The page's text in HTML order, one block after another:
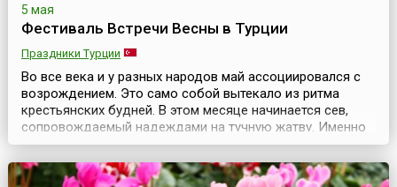
5 мая
Фестиваль Встречи Весны в Турции
Праздники Турции
Во все века и у разных народов май ассоциировался с
возрождением. Это само собой вытекало из ритма
крестьянских будней. В этом месяце начинается сев,
сопровождаемый надеждами на тучную жатву. Именно
тогда закладываются семена будущего урожая, а
значит и имущественного достатка семьи. Наконец, в
последний месяц весны все вокруг поражает глаз